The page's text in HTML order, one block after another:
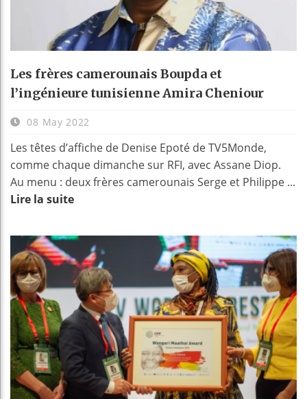
Les frères camerounais Boupda et
l’ingénieure tunisienne Amira Cheniour
08 May 2022
Les têtes d’affiche de Denise Epoté de TV5Monde,
comme chaque dimanche sur RFI, avec Assane Diop.
Au menu : deux frères camerounais Serge et Philippe ...
Lire la suite